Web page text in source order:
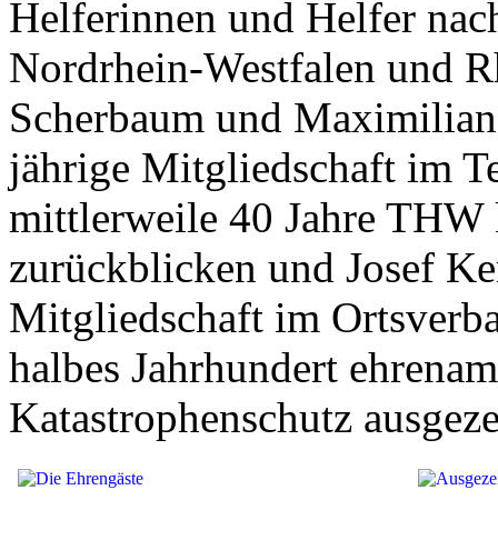
Helferinnen und Helfer
Nordrhein-Westfalen und
Scherbaum und
jährige Mitgliedschaft im
mittlerweile 40 Jahre THW
zurückblicken und Josef
Mitgliedschaft im
halbes Jahrhundert
Katastrophenschutz